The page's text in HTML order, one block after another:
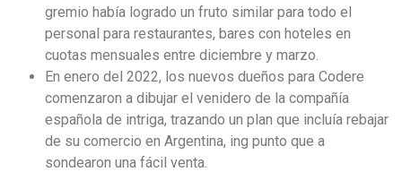
gremio había logrado un fruto similar para todo el
personal para restaurantes, bares con hoteles en
cuotas mensuales entre diciembre y marzo.
En enero del 2022, los nuevos dueños para Codere
comenzaron a dibujar el venidero de la compañía
española de intriga, trazando un plan que incluía rebajar
de su comercio en Argentina, ing punto que a
sondearon una fácil venta.